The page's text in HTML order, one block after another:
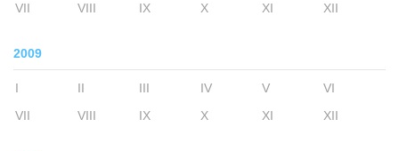
VII
VIII IX X XI XII
2009
I II III IV V
VI
VII
VIII IX X XI XII